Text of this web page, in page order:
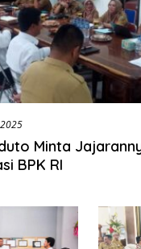
Minta
BPK RI